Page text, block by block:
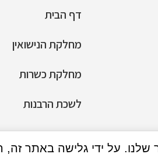
דף הבית
מחלקת הנישואין
מחלקת כשרות
לשכת הרבנות
הצהרת נגישות